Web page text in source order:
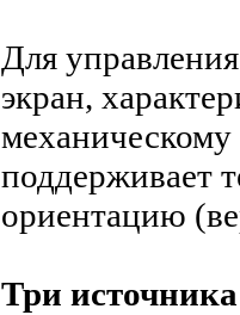
Для
экран,
поддерживает
ориентацию
Три